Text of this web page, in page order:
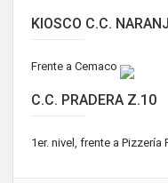
KIOSCO C.C.
Frente a Cemaco
C.C. PRADERA Z.10
1er. nivel, frente a Pizzería